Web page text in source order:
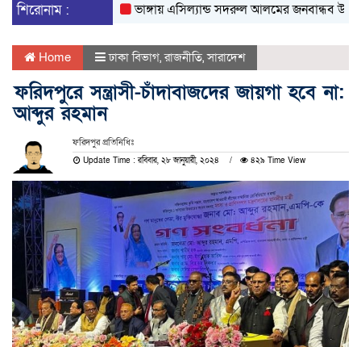
শিরোনাম :
ভাঙ্গায় এসিল্যান্ড সদরুল আলমের জনবান্ধব উদ্যোগে
Home ঢাকা বিভাগ,রাজনীতি,সারাদেশ
ফরিদপুরে সন্ত্রাসী-চাঁদাবাজদের জায়গা হবে না:
আব্দুর রহমান
ফরিদপুর প্রতিনিধিঃ
Update Time : রবিবার, ২৮ জানুয়ারী, ২০২৪ ৪২৯ Time View